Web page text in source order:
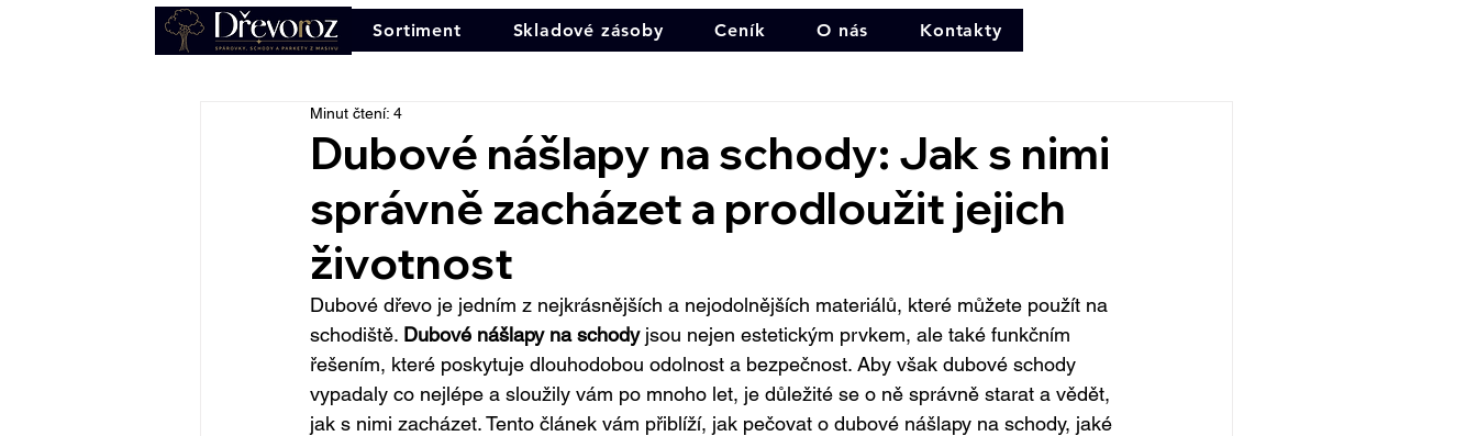
Sortiment Skladové zásoby Ceník O nás Kontakty
Dubové nášlapy na schody: Jak s nimi
správně zacházet a prodloužit jejich
životnost
Minut čtení: 4
Dubové dřevo je jedním z nejkrásnějších a nejodolnějších materiálů, které můžete použít na
schodiště. Dubové nášlapy na schody jsou nejen estetickým prvkem, ale také funkčním
řešením, které poskytuje dlouhodobou odolnost a bezpečnost. Aby však dubové schody
vypadaly co nejlépe a sloužily vám po mnoho let, je důležité se o ně správně starat a vědět,
jak s nimi zacházet. Tento článek vám přiblíží, jak pečovat o dubové nášlapy na schody, jaké